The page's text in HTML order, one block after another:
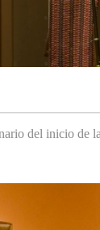
del inicio